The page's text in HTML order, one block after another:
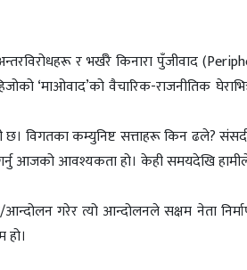
र भर्खरै किनारा पुँजीवाद
‘माओवाद’को वैचारिक-राजनीतिक
छ। विगतका कम्युनिष्ट सत्ताहरू किन ढले?
आजको आवश्यकता हो। केही समयदेखि
गरेर त्यो आन्दोलनले सक्षम नेता